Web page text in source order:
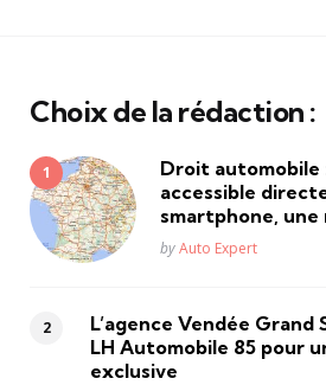
Choix de la rédaction :
Droit automobile
accessible
smartphone,
Posted
byAuto Expert
L’agence Vendée Grand
LH Automobile 85 pour
exclusive